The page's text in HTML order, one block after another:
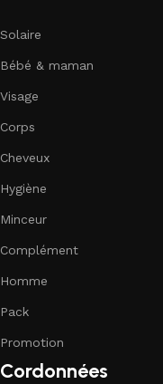
Solaire
Bébé & maman
Visage
Corps
Cheveux
Hygiène
Minceur
Complément
Homme
Pack
Promotion
Cordonnées